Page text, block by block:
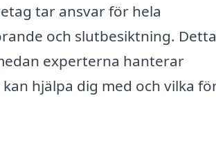
tar ansvar för hela
och slutbesiktning.
experterna hanterar
hjälpa dig med och vilka